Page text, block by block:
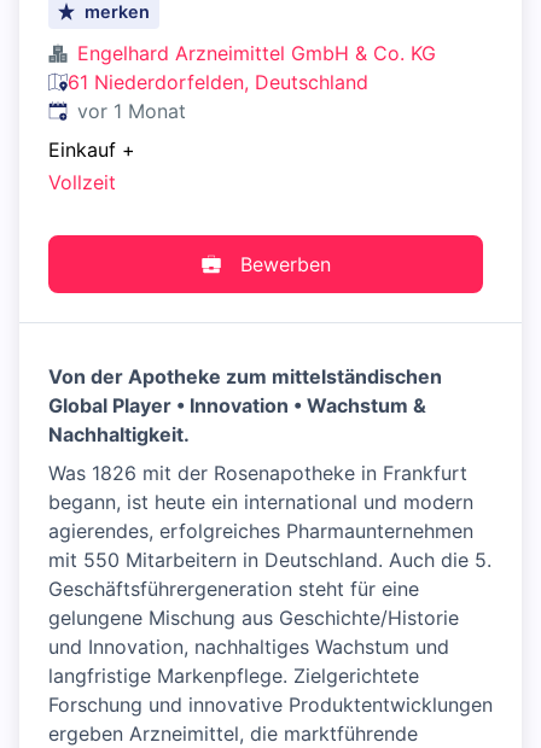
merken
Engelhard Arzneimittel GmbH & Co. KG
61 Niederdorfelden, Deutschland
Veröffentlicht:
vor 1 Monat
Einkauf +
Vollzeit
Bewerben
Von der Apotheke zum mittelständischen
Global Player • Innovation • Wachstum &
Nachhaltigkeit.
Was 1826 mit der Rosenapotheke in Frankfurt
begann, ist heute ein international und modern
agierendes, erfolgreiches Pharmaunternehmen
mit 550 Mitarbeitern in Deutschland. Auch die 5.
Geschäftsführergeneration steht für eine
gelungene Mischung aus Geschichte/Historie
und Innovation, nachhaltiges Wachstum und
langfristige Markenpflege. Zielgerichtete
Forschung und innovative Produktentwicklungen
ergeben Arzneimittel, die marktführende